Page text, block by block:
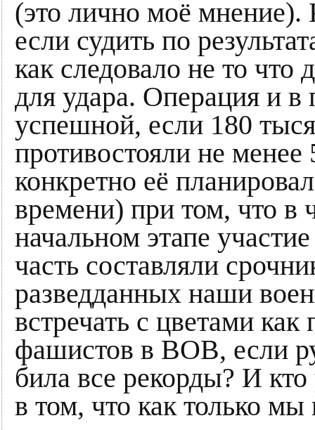
(это лично моё мнение).
если судить по
как следовало не то что
для удара. Операция и
успешной, если 180
противостояли не
конкретно её
времени) при том, что
начальном этапе
часть составляли
разведданных наши
встречать с цветами
фашистов в ВОВ, если
била все рекорды? И
в том, что как только